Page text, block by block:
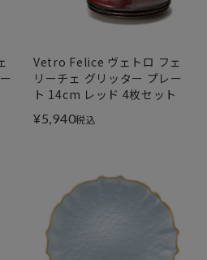
Vetro Felice ヴェトロ フェ
リーチェ グリッター プレー
ト 14cm レッド 4枚セット
¥5,940税込